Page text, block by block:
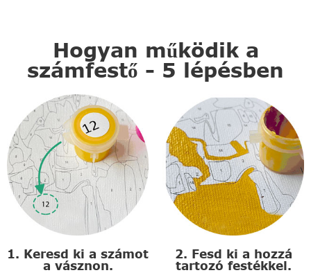
Hogyan működik a
számfestő - 5 lépésben
1. Keresd ki a számot
a vásznon.
2. Fesd ki a hozzá
tartozó festékkel.